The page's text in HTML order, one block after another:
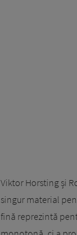
Viktor Horsting și
singur material
fină reprezintă